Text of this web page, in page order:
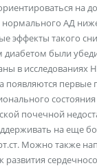
на
АД
эффекты такого
были
в исследованиях
появляются первые
почечной
на еще
Можно также